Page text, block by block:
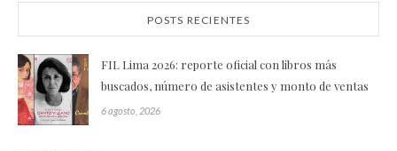
POSTS RECIENTES
FIL Lima 2026: reporte oficial con libros más
buscados, número de asistentes y monto de ventas
6 agosto, 2026